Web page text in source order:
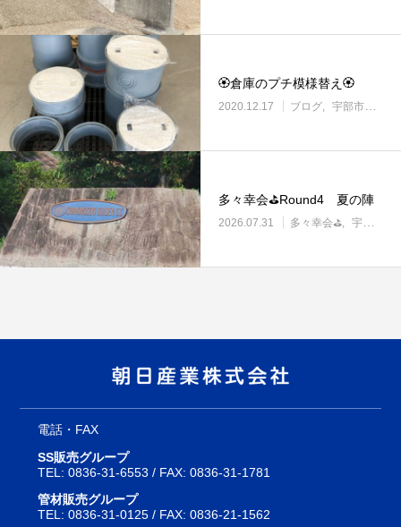
🏵倉庫のプチ模様替え🏵
2020.12.17 ブログ 宇部市の住宅設備・管材料販売
多々幸会⛳Round4 夏の陣
2026.07.31 多々幸会⛳ 宇部市働き方改革に取り組む企業
電話・FAX
SS販売グループ
TEL:0836-31-6553 / FAX: 0836-31-1781
管材販売グループ
TEL:0836-31-0125 / FAX: 0836-21-1562